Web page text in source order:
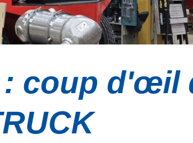
coup d'œil